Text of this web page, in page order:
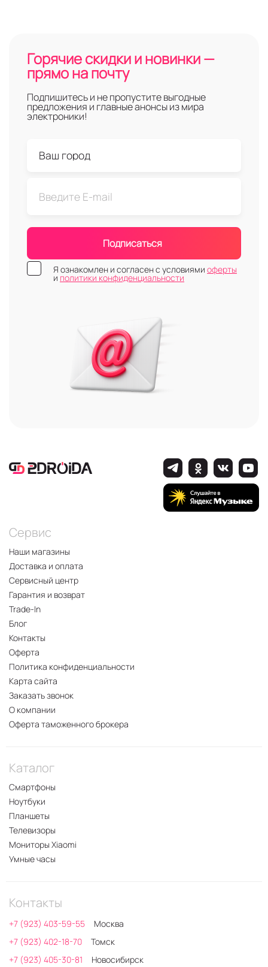
Горячие скидки и новинки —
прямо на почту
Подпишитесь и не пропустите выгодные
предложения и главные анонсы из мира
электроники!
Подписаться
Я ознакомлен и согласен с условиями оферты
и политики конфиденциальности
Сервис
Наши магазины
Доставка и оплата
Сервисный центр
Гарантия и возврат
Trade-In
Блог
Контакты
Оферта
Политика конфиденциальности
Карта сайта
Заказать звонок
О компании
Оферта таможенного брокера
Каталог
Смартфоны
Ноутбуки
Планшеты
Телевизоры
Мониторы Xiaomi
Умные часы
Контакты
+7 (923) 403-59-55
Москва
+7 (923) 402-18-70
Томск
+7 (923) 405-30-81
Новосибирск